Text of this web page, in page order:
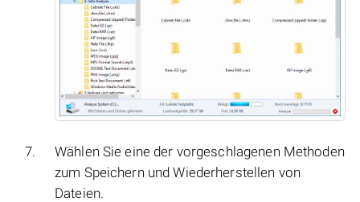
Wählen Sie eine der vorgeschlagenen Methoden
zum Speichern und Wiederherstellen von
Dateien.